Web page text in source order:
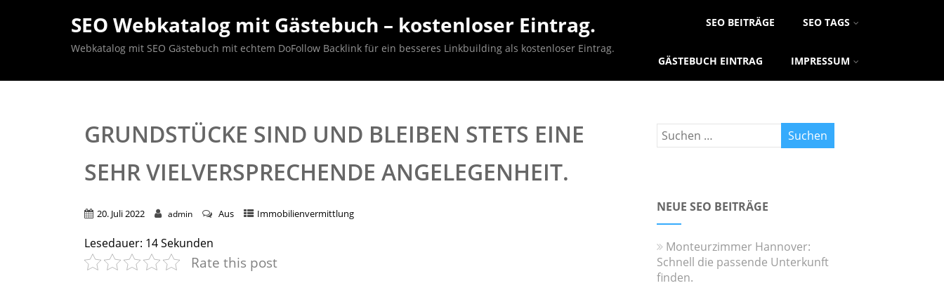
SEO Webkatalog mit Gästebuch – kostenloser Eintrag.
Webkatalog mit SEO Gästebuch mit echtem DoFollow Backlink für ein besseres Linkbuilding als kostenloser Eintrag.
SEO BEITRÄGE SEO TAGS
GÄSTEBUCH EINTRAG IMPRESSUM
GRUNDSTÜCKE SIND UND BLEIBEN STETS EINE
SEHR VIELVERSPRECHENDE ANGELEGENHEIT.
20. Juli 2022 admin Aus Immobilienvermittlung
Lesedauer: 14Sekunden
Rate this post
NEUE SEO BEITRÄGE
Monteurzimmer Hannover:
Schnell die passende Unterkunft
finden.